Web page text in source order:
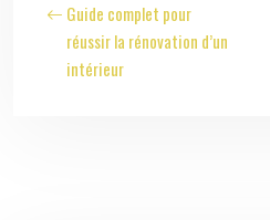
Guide complet pour
réussir la rénovation d’un
intérieur